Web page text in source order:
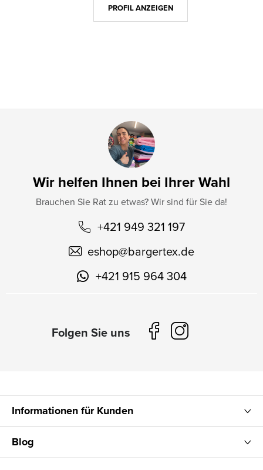
Wir helfen Ihnen bei Ihrer Wahl
Brauchen Sie Rat zu etwas? Wir sind für Sie da!
+421 949 321 197
eshop@bargertex.de
+421 915 964 304
PROFIL ANZEIGEN
Informationen für Kunden
Blog